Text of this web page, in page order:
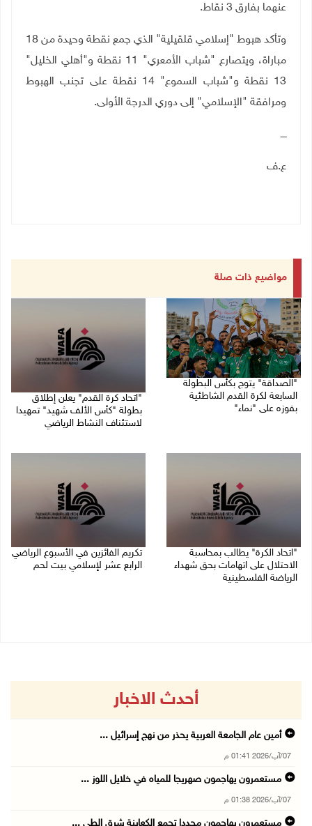
عنهما بفارق 3 نقاط.
وتأكد هبوط "إسلامي قلقيلية" الذي جمع نقطة وحيدة من 18
مباراة، ويتصارع "شباب الأمعري" 11 نقطة و"أهلي الخليل"
13 نقطة و"شباب السموع" 14 نقطة على تجنب الهبوط
ومرافقة "الإسلامي" إلى دوري الدرجة الأولى.
ــــ
ع.ف
مواضيع ذات صلة
"الصداقة" يتوج بكأس البطولة
السابعة لكرة القدم الشاطئية
بفوزه على "نماء"
"اتحاد كرة القدم" يعلن إطلاق
بطولة "كأس الألف شهيد" تمهيدا
لاستئناف النشاط الرياضي
"اتحاد الكرة" يطالب بمحاسبة
الاحتلال على اتهامات بحق شهداء
الرياضة الفلسطينية
تكريم الفائزين في الأسبوع الرياضي
الرابع عشر لإسلامي بيت لحم
أحدث الاخبار
أمين عام الجامعة العربية يحذر من نهج إسرائيل ...
07/آب/2026 01:41 م
مستعمرون يهاجمون صهريجا للمياه في خلايل اللوز ...
07/آب/2026 01:38 م